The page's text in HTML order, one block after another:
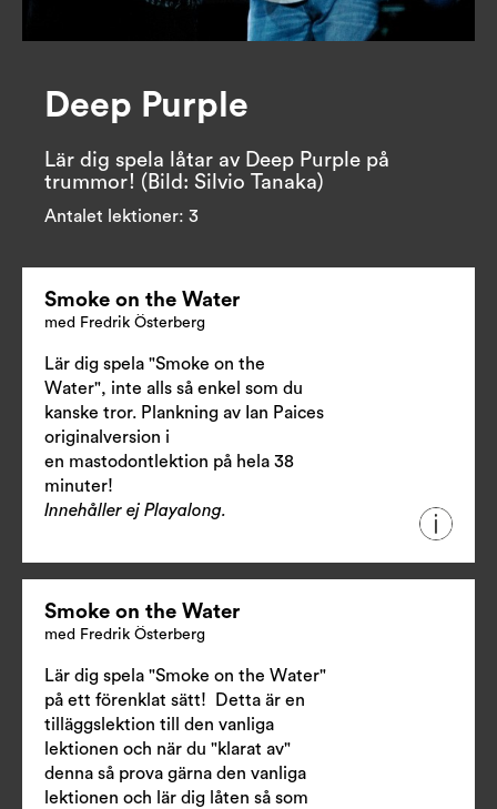
Deep Purple
Lär dig spela låtar av Deep Purple på
trummor! (Bild: Silvio Tanaka)
Antalet lektioner: 3
Smoke on the Water
med Fredrik Österberg
Lär dig spela "Smoke on the
Water", inte alls så enkel som du
kanske tror. Plankning av Ian Paices
originalversion i
en mastodontlektion på hela 38
minuter!
Innehåller ej Playalong.
Smoke on the Water
med Fredrik Österberg
Lär dig spela "Smoke on the Water"
på ett förenklat sätt! Detta är en
tilläggslektion till den vanliga
lektionen och när du "klarat av"
denna så prova gärna den vanliga
lektionen och lär dig låten så som